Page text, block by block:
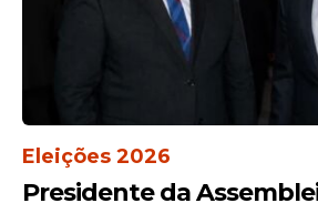
Eleições 2026
Presidente da